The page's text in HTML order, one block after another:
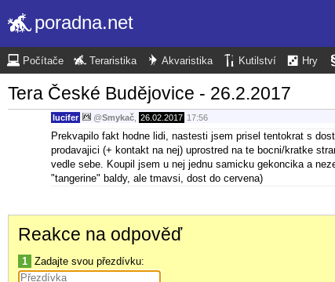
poradna.net
Počítače Teraristika Akvaristika Kutilství Hry
Tera České Budějovice - 26.2.2017
lucifer @Smykač 26.02.2017 17:56
Prekvapilo fakt hodne lidi, nastesti jsem prisel tentokrat s
prodavajici (+ kontakt na nej) uprostred na te bocni/kratke
vedle sebe. Koupil jsem u nej jednu samicku gekoncika a
"tangerine" baldy, ale tmavsi, dost do cervena)
Reakce na odpověď
1 Zadajte svou přezdívku: